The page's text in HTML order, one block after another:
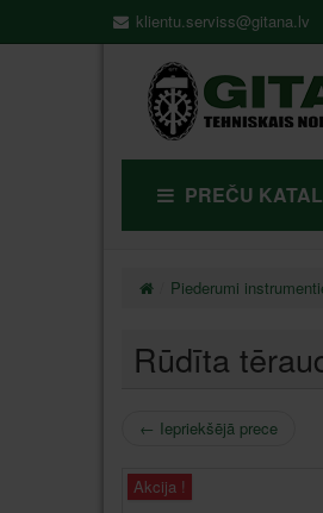
klientu.serviss@gitana.lv
PREČU
Piederumi
Rūdīta
← Iepriekšējā prece
Akcija !